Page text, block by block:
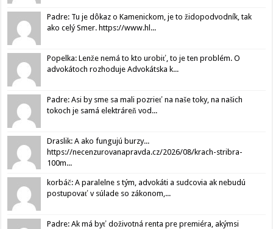
Padre: Tu je dôkaz o Kamenickom, je to židopodvodník, tak
ako celý Smer. https://www.hl...
Popelka: Lenže nemá to kto urobiť, to je ten problém. O
advokátoch rozhoduje Advokátska k...
Padre: Asi by sme sa mali pozrieť na naše toky, na našich
tokoch je samá elektráreň vod...
Draslik: A ako fungujú burzy...
https://necenzurovanapravda.cz/2026/08/krach-stribra-
100m...
korbáč: A paralelne s tým, advokáti a sudcovia ak nebudú
postupovať v súlade so zákonom,...
Padre: Ak má byť doživotná renta pre premiéra, akýmsi